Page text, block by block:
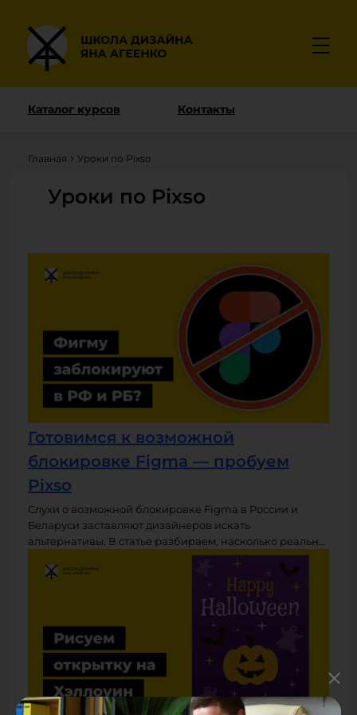
Каталог курсов Контакты
Главная Уроки по Pixso
Уроки по Pixso
Готовимся к возможной
блокировке Figma — пробуем
Pixso
Слухи о возможной блокировке Figma в России и
Беларуси заставляют дизайнеров искать
альтернативы. В статье разбираем, насколько реальна
угроза, почему стоит подготовиться заранее — и
почему китайский сервис Pixso может стать достойной
заменой: он похож на Figma, открывает .fig-файлы и не
подвержен санкционным рискам.